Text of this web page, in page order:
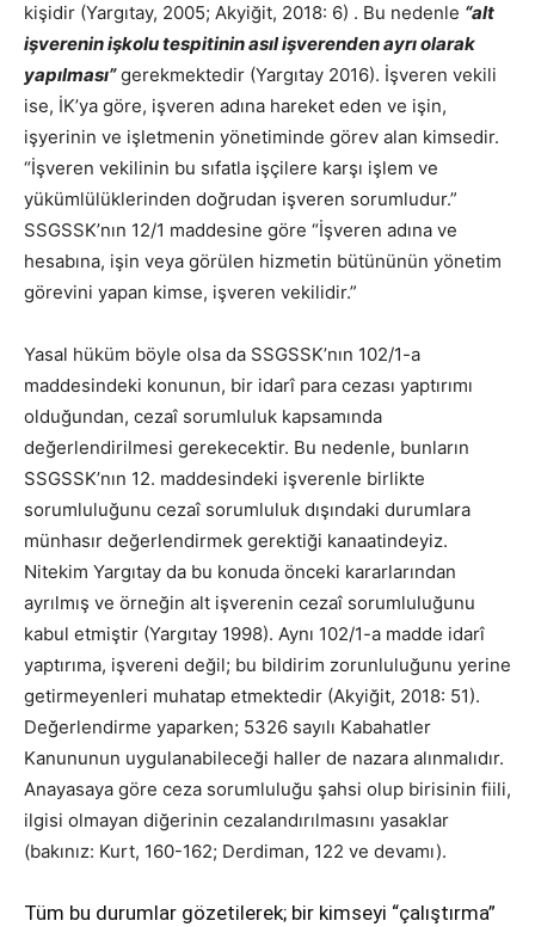
kişidir (Yargıtay, 2005; Akyiğit, 2018: 6) . Bu nedenle “alt
işverenin işkolu tespitinin asıl işverenden ayrı olarak
yapılması”gerekmektedir (Yargıtay 2016). İşveren vekili
ise, İK’ya göre, işveren adına hareket eden ve işin,
işyerinin ve işletmenin yönetiminde görev alan kimsedir.
“İşveren vekilinin bu sıfatla işçilere karşı işlem ve
yükümlülüklerinden doğrudan işveren sorumludur.”
SSGSSK’nın 12/1 maddesine göre “İşveren adına ve
hesabına, işin veya görülen hizmetin bütününün yönetim
görevini yapan kimse, işveren vekilidir.”
Yasal hüküm böyle olsa da SSGSSK’nın 102/1-a
maddesindeki konunun, bir idarî para cezası yaptırımı
olduğundan, cezaî sorumluluk kapsamında
değerlendirilmesi gerekecektir. Bu nedenle, bunların
SSGSSK’nın 12. maddesindeki işverenle birlikte
sorumluluğunu cezaî sorumluluk dışındaki durumlara
münhasır değerlendirmek gerektiği kanaatindeyiz.
Nitekim Yargıtay da bu konuda önceki kararlarından
ayrılmış ve örneğin alt işverenin cezaî sorumluluğunu
kabul etmiştir (Yargıtay 1998). Aynı 102/1-a madde idarî
yaptırıma, işvereni değil; bu bildirim zorunluluğunu yerine
getirmeyenleri muhatap etmektedir (Akyiğit, 2018: 51).
Değerlendirme yaparken; 5326 sayılı Kabahatler
Kanununun uygulanabileceği haller de nazara alınmalıdır.
Anayasaya göre ceza sorumluluğu şahsi olup birisinin fiili,
ilgisi olmayan diğerinin cezalandırılmasını yasaklar
(bakınız: Kurt, 160-162; Derdiman, 122 ve devamı).
Tüm bu durumlar gözetilerek; bir kimseyi “çalıştırma”